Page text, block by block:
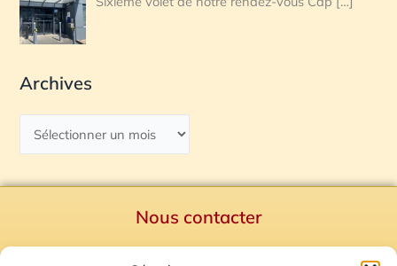
Archives
Nous contacter